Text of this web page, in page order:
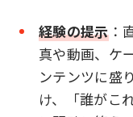
経験の提示：
真や動画、ケ
ンテンツに盛
け、「誰がこ